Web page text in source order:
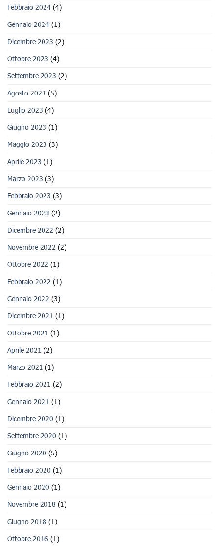
Febbraio 2024 (4)
Gennaio 2024 (1)
Dicembre 2023 (2)
Ottobre 2023 (4)
Settembre 2023 (2)
Agosto 2023 (5)
Luglio 2023 (4)
Giugno 2023 (1)
Maggio 2023 (3)
Aprile 2023 (1)
Marzo 2023 (3)
Febbraio 2023 (3)
Gennaio 2023 (2)
Dicembre 2022 (2)
Novembre 2022 (2)
Ottobre 2022 (1)
Febbraio 2022 (1)
Gennaio 2022 (3)
Dicembre 2021 (1)
Ottobre 2021 (1)
Aprile 2021 (2)
Marzo 2021 (1)
Febbraio 2021 (2)
Gennaio 2021 (1)
Dicembre 2020 (1)
Settembre 2020 (1)
Giugno 2020 (5)
Febbraio 2020 (1)
Gennaio 2020 (1)
Novembre 2018 (1)
Giugno 2018 (1)
Ottobre 2016 (1)